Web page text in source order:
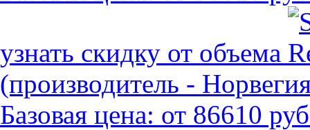
узнать скидку от объема
(производитель -
Базовая цена: от 86610